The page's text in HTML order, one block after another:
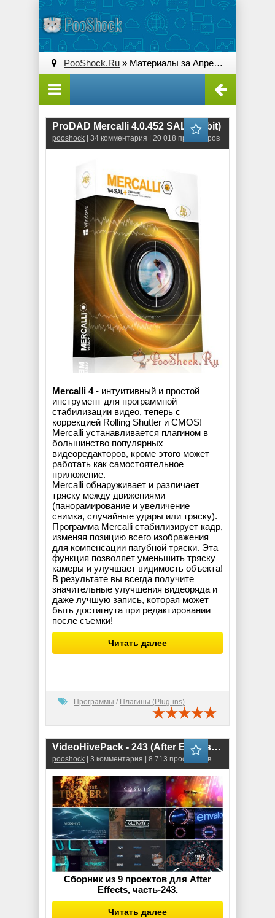
PooShock.Ru » Материалы за Апрель 2016 года » Страница 2
ProDAD Mercalli 4.0.452 SAL (64-bit)
pooshock | 34 комментария | 20 018 просмотров
Mercalli 4- интуитивный и простой
инструмент для программной
стабилизации видео, теперь с
коррекцией Rolling Shutter и CMOS!
Mercalli устанавливается плагином в
большинство популярных
видеоредакторов, кроме этого может
работать как самостоятельное
приложение.
Mercalli обнаруживает и различает
тряску между движениями
(панорамирование и увеличение
снимка, случайные удары или тряску).
Программа Mercalli стабилизирует кадр,
изменяя позицию всего изображения
для компенсации пагубной тряски. Эта
функция позволяет уменьшить тряску
камеры и улучшает видимость объекта!
В результате вы всегда получите
значительные улучшения видеоряда и
даже лучшую запись, которая может
быть достигнута при редактировании
после съемки!
Читать далее
Программы / Плагины (Plug-ins)
VideoHivePack - 243 (After Effects Projects Pack)
pooshock | 3 комментария | 8 713 просмотров
Сборник из 9 проектов для After
Effects, часть-243.
Читать далее